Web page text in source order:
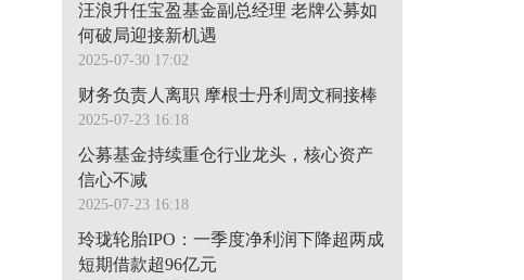
汪浪升任宝盈基金副总经理 老牌公募如
何破局迎接新机遇
2025-07-30 17:02
财务负责人离职 摩根士丹利周文秱接棒
2025-07-23 16:18
公募基金持续重仓行业龙头，核心资产
信心不减
2025-07-23 16:18
玲珑轮胎IPO：一季度净利润下降超两成
短期借款超96亿元